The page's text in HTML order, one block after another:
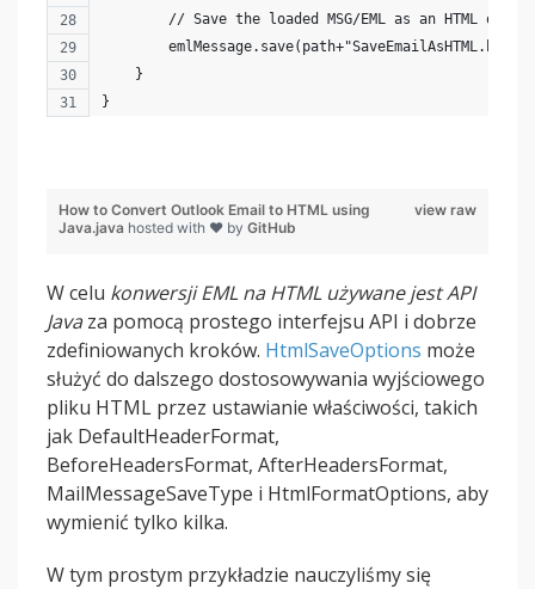
// Save the loaded MSG/EML as an HTML on
    }
}
view raw
How to Convert Outlook Email to HTML using
Java.java hosted with ❤ by GitHub
W celu konwersji EML na HTML używane jest API
Javaza pomocą prostego interfejsu API i dobrze
zdefiniowanych kroków. HtmlSaveOptions może
służyć do dalszego dostosowywania wyjściowego
pliku HTML przez ustawianie właściwości, takich
jak DefaultHeaderFormat,
BeforeHeadersFormat, AfterHeadersFormat,
MailMessageSaveType i HtmlFormatOptions, aby
wymienić tylko kilka.
W tym prostym przykładzie nauczyliśmy się